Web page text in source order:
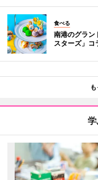
食べる
南港のグラン
スターズ」コ